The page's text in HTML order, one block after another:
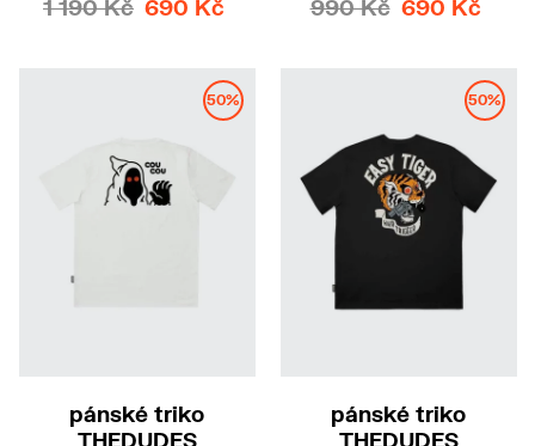
1 190 Kč 690 Kč 990 Kč 690 Kč
50%
pánské triko
THEDUDES
50%
pánské triko
THEDUDES